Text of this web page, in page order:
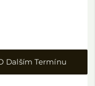
Dalším Termínu